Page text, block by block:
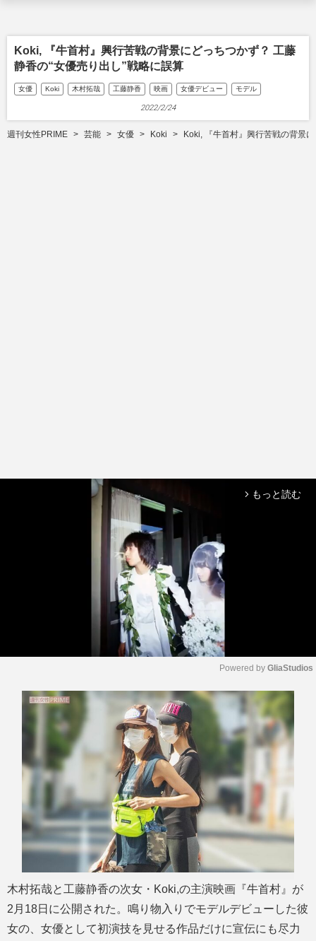
Koki, 『牛首村』興行苦戦の背景にどっちつかず？ 工藤
静香の“女優売り出し”戦略に誤算
女優 Koki 木村拓哉 工藤静香 映画 女優デビュー モデル
2022/2/24
週刊女性PRIME 芸能 女優 Koki Koki, 『牛首村』興行苦戦の背景
arrow_forward_ios もっと読む
u
t
e
Powered by GliaStudios
木村拓哉と工藤静香の次女・Koki,の主演映画『牛首村』が
2月18日に公開された。鳴り物入りでモデルデビューした彼
女の、女優として初演技を見せる作品だけに宣伝にも尽力